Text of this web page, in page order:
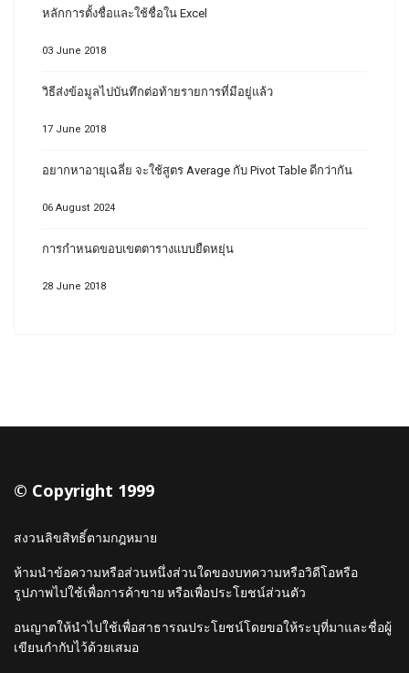
หลักการตั้งชื่อและใช้ชื่อใน Excel
03 June 2018
วิธีส่งข้อมูลไปบันทึกต่อท้ายรายการที่มีอยู่แล้ว
17 June 2018
อยากหาอายุเฉลี่ย จะใช้สูตร Average กับ Pivot Table ดีกว่ากัน
06 August 2024
การกำหนดขอบเขตตารางแบบยืดหยุ่น
28 June 2018
© Copyright 1999
สงวนลิขสิทธิ์ตามกฎหมาย
ห้ามนำข้อความหรือส่วนหนึ่งส่วนใดของบทความหรือวิดีโอหรือ
รูปภาพไปใช้เพื่อการค้าขาย หรือเพื่อประโยชน์ส่วนตัว
อนญาตให้นำไปใช้เพื่อสาธารณประโยชน์โดยขอให้ระบุที่มาและชื่อผู้
เขียนกำกับไว้ด้วยเสมอ